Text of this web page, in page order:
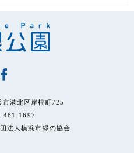
港北区岸根町725
481-1697
法人横浜市緑の協会